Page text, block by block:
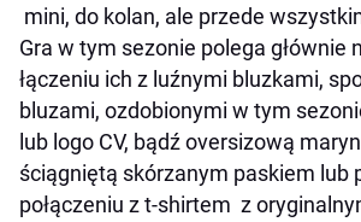
mini, do kolan, ale przede
Gra w tym sezonie polega głównie
łączeniu ich z luźnymi bluzkami,
bluzami, ozdobionymi w tym
lub logo CV, bądź oversizową
ściągniętą skórzanym paskiem lub
połączeniu z t-shirtem z